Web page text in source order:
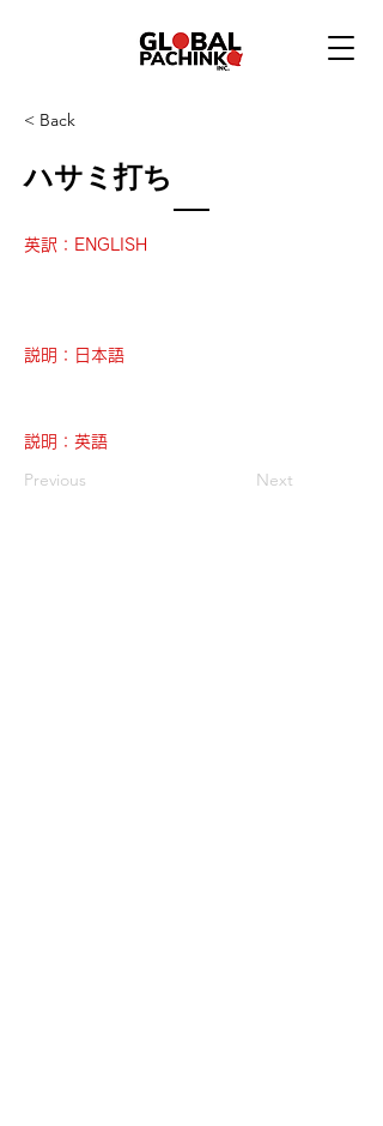
< Back
ハサミ打ち
英訳：ENGLISH
説明：日本語
説明：英語
Previous Next